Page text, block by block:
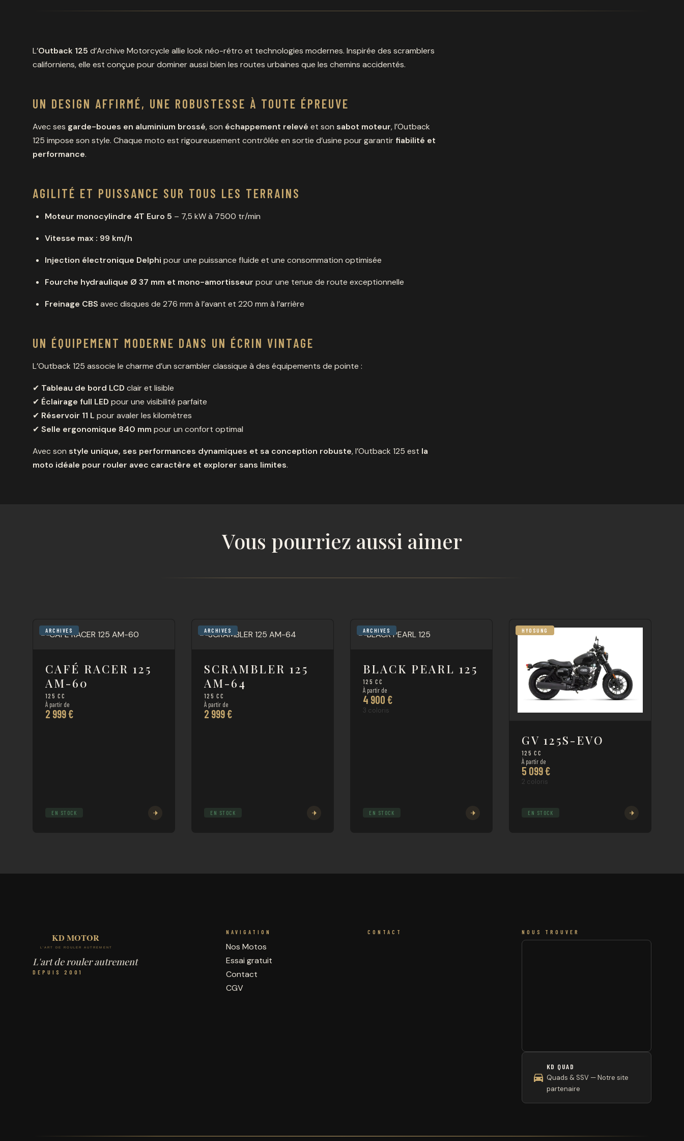
L’Outback 125 d’Archive Motorcycle allie look néo-rétro et technologies modernes. Inspirée des scramblers
californiens, elle est conçue pour dominer aussi bien les routes urbaines que les chemins accidentés.
UN DESIGN AFFIRMÉ, UNE ROBUSTESSE À TOUTE ÉPREUVE
Avec ses garde-boues en aluminium brossé, son échappement relevé et son sabot moteur, l’Outback
125 impose son style. Chaque moto est rigoureusement contrôlée en sortie d’usine pour garantir fiabilité et
performance.
AGILITÉ ET PUISSANCE SUR TOUS LES TERRAINS
Moteur monocylindre 4T Euro 5 – 7,5 kW à 7500 tr/min
Vitesse max : 99 km/h
Injection électronique Delphi pour une puissance fluide et une consommation optimisée
Fourche hydraulique Ø 37 mm et mono-amortisseur pour une tenue de route exceptionnelle
Freinage CBS avec disques de 276 mm à l’avant et 220 mm à l’arrière
UN ÉQUIPEMENT MODERNE DANS UN ÉCRIN VINTAGE
L’Outback 125 associe le charme d’un scrambler classique à des équipements de pointe :
✔ Tableau de bord LCD clair et lisible
✔ Éclairage full LED pour une visibilité parfaite
✔ Réservoir 11 L pour avaler les kilomètres
✔ Selle ergonomique 840 mm pour un confort optimal
Avec son style unique, ses performances dynamiques et sa conception robuste, l’Outback 125 est la
moto idéale pour rouler avec caractère et explorer sans limites.
Vous pourriez aussi aimer
ARCHIVES
CAFÉ RACER 125
AM-60
125 CC
À partir de
2 999 €
EN STOCK
ARCHIVES
SCRAMBLER 125
AM-64
125 CC
À partir de
2 999 €
EN STOCK
ARCHIVES
BLACK PEARL 125
125 CC
À partir de
4 900 €
3 coloris
EN STOCK
HYOSUNG
GV 125S-EVO
125 CC
À partir de
5 099 €
2 coloris
EN STOCK
L'art de rouler autrement
DEPUIS 2001
NAVIGATION
Nos Motos
Essai gratuit
Contact
CGV
CONTACT NOUS TROUVER
KD QUAD
Quads & SSV — Notre site
partenaire